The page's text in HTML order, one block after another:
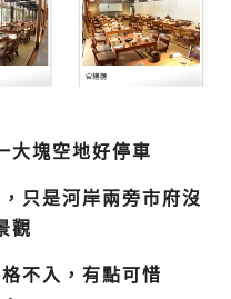
大塊空地好停車
只是河岸兩旁市府沒
觀
不入，有點可惜